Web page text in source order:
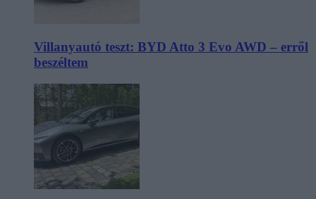
Villanyautó teszt: BYD Atto 3 Evo AWD – erről
beszéltem